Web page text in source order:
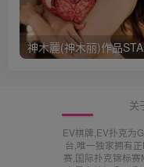
关
EV棋牌,EV扑克为
台,唯一独家拥有
赛,国际扑克锦标